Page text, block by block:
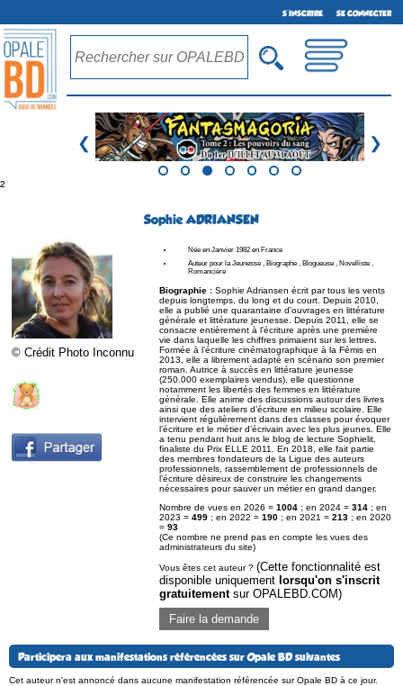
S'INSCRIRE SE CONNECTER
❮ ❯
²
Sophie ADRIANSEN
© Crédit Photo Inconnu
Née en Janvier 1982 en France
Auteur pour la Jeunesse , Biographe , Blogueuse , Novelliste ,
Romancière
Biographie : Sophie Adriansen écrit par tous les vents
depuis longtemps, du long et du court. Depuis 2010,
elle a publié une quarantaine d’ouvrages en littérature
générale et littérature jeunesse. Depuis 2011, elle se
consacre entièrement à l’écriture après une première
vie dans laquelle les chiffres primaient sur les lettres.
Formée à l’écriture cinématographique à la Fémis en
2013, elle a librement adapté en scénario son premier
roman. Autrice à succès en littérature jeunesse
(250.000 exemplaires vendus), elle questionne
notamment les libertés des femmes en littérature
générale. Elle anime des discussions autour des livres
ainsi que des ateliers d’écriture en milieu scolaire. Elle
intervient régulièrement dans des classes pour évoquer
l’écriture et le métier d’écrivain avec les plus jeunes. Elle
a tenu pendant huit ans le blog de lecture Sophielit,
finaliste du Prix ELLE 2011. En 2018, elle fait partie
des membres fondateurs de la Ligue des auteurs
professionnels, rassemblement de professionnels de
l’écriture désireux de construire les changements
nécessaires pour sauver un métier en grand danger.
Nombre de vues en 2026 = 1004 ; en 2024 = 314 ; en
2023 = 499 ; en 2022 = 190 ; en 2021 = 213 ; en 2020
= 93
(Ce nombre ne prend pas en compte les vues des
administrateurs du site)
Vous êtes cet auteur ? (Cette fonctionnalité est
disponible uniquement lorsqu'on s'inscrit
gratuitementsur OPALEBD.COM)
Faire la demande
Participera aux manifestations référencées sur Opale BD suivantes
Cet auteur n'est annoncé dans aucune manifestation référencée sur Opale BD à ce jour.